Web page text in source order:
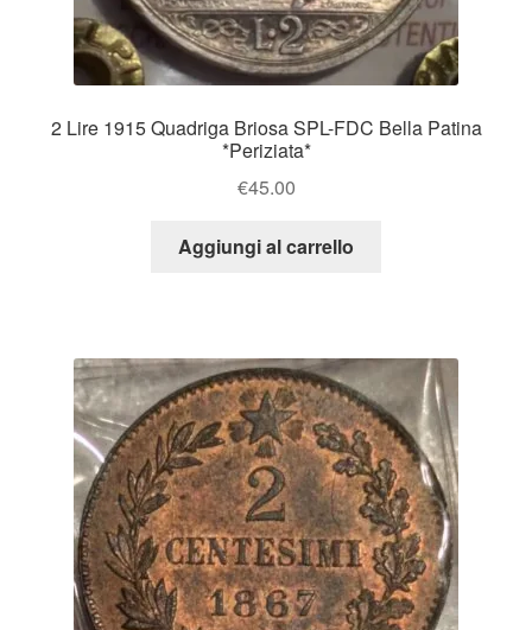
2 Lire 1915 Quadriga Briosa SPL-FDC Bella Patina
*Periziata*
€45.00
Aggiungi al carrello